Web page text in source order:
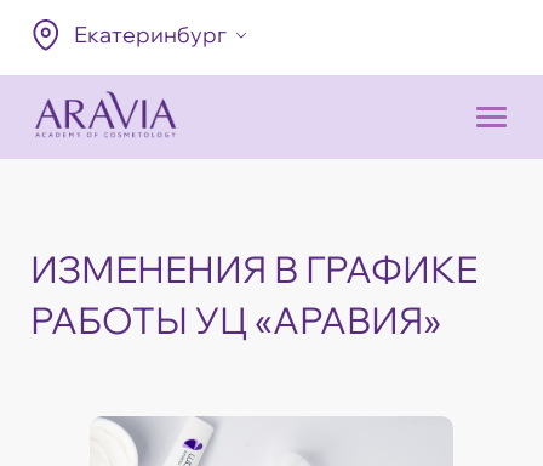
Екатеринбург
ИЗМЕНЕНИЯ В ГРАФИКЕ
РАБОТЫ УЦ «АРАВИЯ»